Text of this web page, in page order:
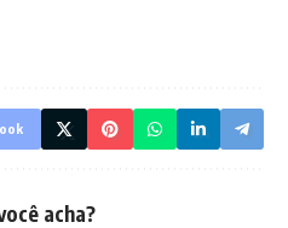
acha?